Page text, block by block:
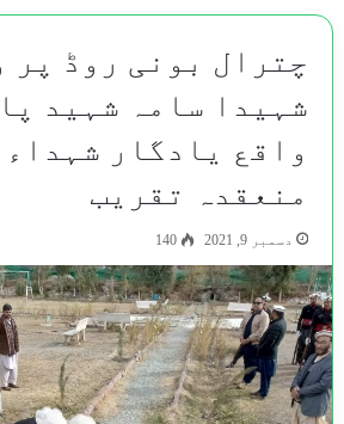
چترال بونی روڈ پر
شہیدا سامہ شہید
واقع یادگار شہداء
منعقدہ تقریب
دسمبر 9, 2021 140